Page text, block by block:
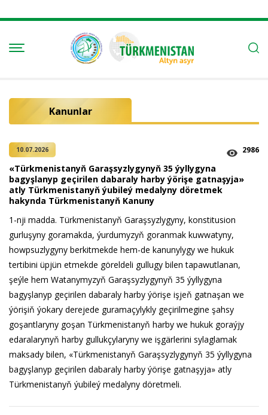
Kanunlar
10.07.2026 2986
«Türkmenistanyň Garaşsyzlygynyň 35 ýyllygyna
bagyşlanyp geçirilen dabaraly harby ýörişe gatnaşyja»
atly Türkmenistanyň ýubileý medalyny döretmek
hakynda Türkmenistanyň Kanuny
1-nji madda. Türkmenistanyň Garaşsyzlygyny, konstitusion
gurluşyny goramakda, ýurdumyzyň goranmak kuwwatyny,
howpsuzlygyny berkitmekde hem-de kanunylygy we hukuk
tertibini üpjün etmekde göreldeli gullugy bilen tapawutlanan,
şeýle hem Watanymyzyň Garaşsyzlygynyň 35 ýyllygyna
bagyşlanyp geçirilen dabaraly harby ýörişe işjeň gatnaşan we
ýörişiň ýokary derejede guramaçylykly geçirilmegine şahsy
goşantlaryny goşan Türkmenistanyň harby we hukuk goraýjy
edaralarynyň harby gullukçylaryny we işgärlerini sylaglamak
maksady bilen, «Türkmenistanyň Garaşsyzlygynyň 35 ýyllygyna
bagyşlanyp geçirilen dabaraly harby ýörişe gatnaşyja» atly
Türkmenistanyň ýubileý medalyny döretmeli.